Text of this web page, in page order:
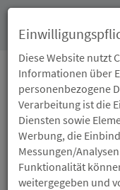
07.04.2026
Wie Doderm
Diese Website nutzt
Informationen über
personenbezogene
Verarbeitung ist die
Diensten sowie
Werbung, die
Messungen/
Funktionalität
weitergegeben und